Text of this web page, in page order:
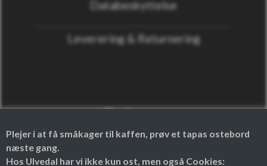
Plejer i at få småkager til kaffen, prøv et tapas ostebord
næste gang.
Hos Ulvedal har vi ikke kun ost, men også Cookies:
Databeskyttelse
Leverering & Returnering
Følg os
Facebook Instagram